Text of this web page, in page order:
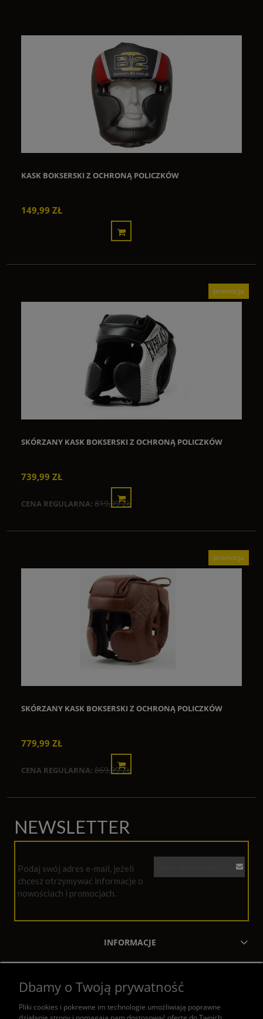
KASK BOKSERSKI Z OCHRONĄ POLICZKÓW
149,99 ZŁ
SKÓRZANY KASK BOKSERSKI Z OCHRONĄ POLICZKÓW
739,99 ZŁ
CENA REGULARNA: 819,99 ZŁ
promocja
SKÓRZANY KASK BOKSERSKI Z OCHRONĄ POLICZKÓW
779,99 ZŁ
CENA REGULARNA: 869,99 ZŁ
promocja
NEWSLETTER
Podaj swój adres e-mail, jeżeli
chcesz otrzymywać informacje o
nowościach i promocjach.
INFORMACJE
Dbamy o Twoją prywatność
Pliki cookies i pokrewne im technologie umożliwiają poprawne